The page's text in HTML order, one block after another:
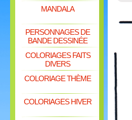
MANDALA
PERSONNAGES DE
BANDE DESSINÉE
COLORIAGES FAITS
DIVERS
COLORIAGE THÈME
COLORIAGES HIVER